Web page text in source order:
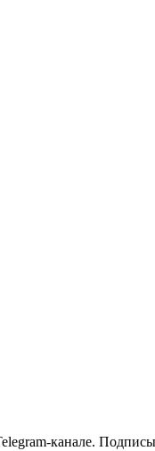
канале.